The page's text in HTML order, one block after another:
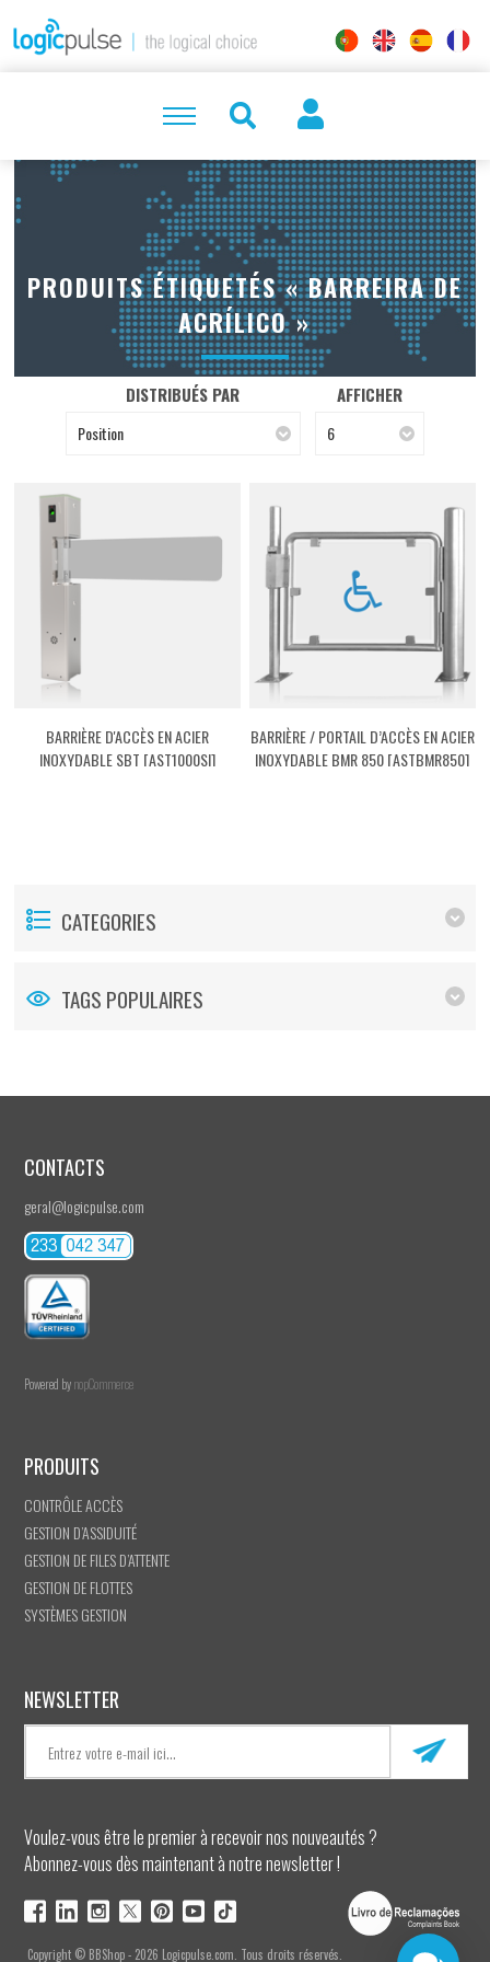
PRODUITS ÉTIQUETÉS « BARREIRA DE
ACRÍLICO »
DISTRIBUÉS PAR
Position
AFFICHER
6
BARRIÈRE D'ACCÈS EN ACIER
INOXYDABLE SBT [AST1000SI]
BARRIÈRE / PORTAIL D’ACCÈS EN ACIER
INOXYDABLE BMR 850 [ASTBMR850]
CATEGORIES
TAGS POPULAIRES
CONTACTS
geral@logicpulse.com
Powered bynopCommerce
PRODUITS
CONTRÔLE ACCÈS
GESTION D’ASSIDUITÉ
GESTION DE FILES D’ATTENTE
GESTION DE FLOTTES
SYSTÈMES GESTION
NEWSLETTER
Voulez-vous être le premier à recevoir nos nouveautés ?
Abonnez-vous dès maintenant à notre newsletter !
Copyright © BBShop - 2026 Logicpulse.com. Tous droits réservés.